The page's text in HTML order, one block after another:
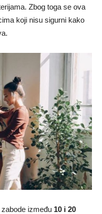
Zbog toga se ova
koji nisu sigurni kako
između 10 i 20